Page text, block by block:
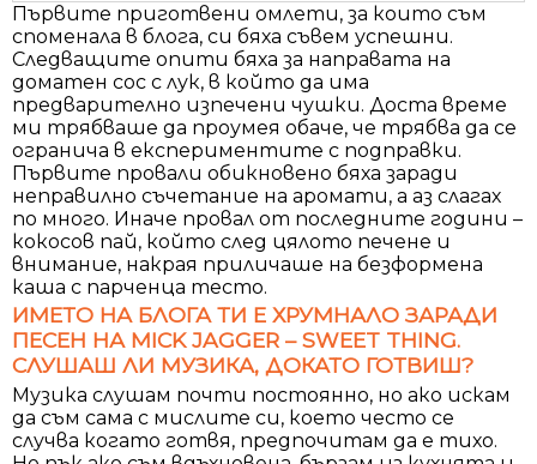
Първите приготвени омлети, за които съм
споменала в блога, си бяха съвем успешни.
Следващите опити бяха за направата на
доматен сос с лук, в който да има
предварително изпечени чушки. Доста време
ми трябваше да проумея обаче, че трябва да се
огранича в експериментите с подправки.
Първите провали обикновено бяха заради
неправилно съчетание на аромати, а аз слагах
по много. Иначе провал от последните години –
кокосов пай, който след цялото печене и
внимание, накрая приличаше на безформена
каша с парченца тесто.
ИМЕТО НА БЛОГА ТИ Е ХРУМНАЛО ЗАРАДИ
ПЕСЕН НА MICK JAGGER – SWEET THING.
СЛУШАШ ЛИ МУЗИКА, ДОКАТО ГОТВИШ?
Музика слушам почти постоянно, но ако искам
да съм сама с мислите си, което често се
случва когато готвя, предпочитам да е тихо.